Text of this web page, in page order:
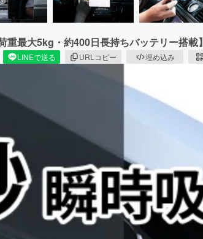
重最大5kg・約400日長持ちバッテリー搭載】
LINEで送る URLコピー 埋め込み